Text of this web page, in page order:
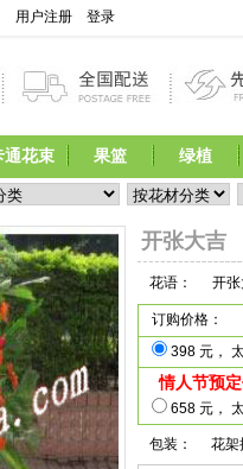
用户注册 登录
通花束 果篮 绿植
17 母亲节鲜花开始预定,现在预定
开张大吉
花语： 开
订购价格：
398 元，
情人节预
658 元，
包装： 花架